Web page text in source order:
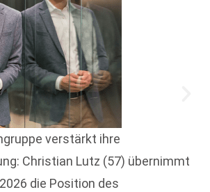
verstärkt ihre
Christian Lutz (57) übernimmt
die Position des